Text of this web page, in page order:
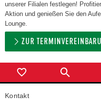
unserer Filialen festlegen!
Aktion und genießen Sie den
Lounge.
ZUR
Kontakt